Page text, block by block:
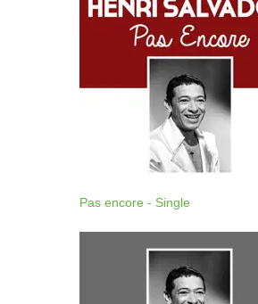
Pas encore - Single